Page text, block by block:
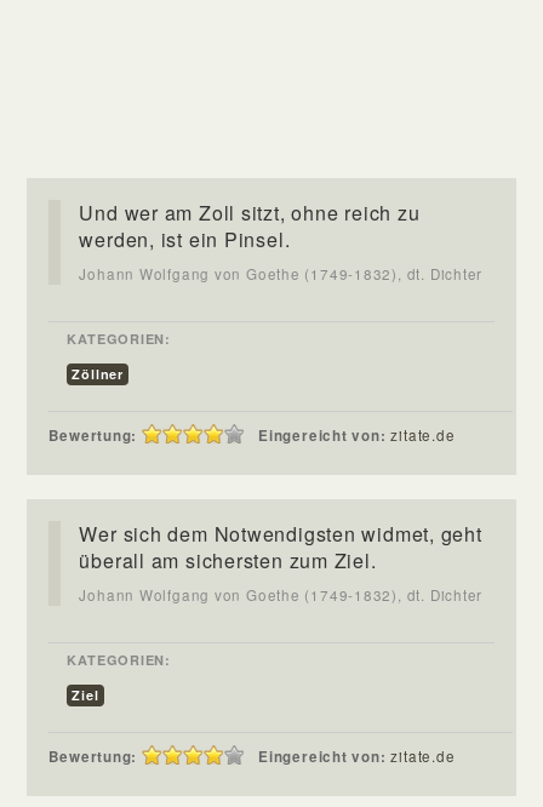
Und wer am Zoll sitzt, ohne reich zu
werden, ist ein Pinsel.
Johann Wolfgang von Goethe (1749-1832), dt. Dichter
KATEGORIEN:
Zöllner
Bewertung: Eingereicht von:zitate.de
Wer sich dem Notwendigsten widmet, geht
überall am sichersten zum Ziel.
Johann Wolfgang von Goethe (1749-1832), dt. Dichter
KATEGORIEN:
Ziel
Bewertung: Eingereicht von:zitate.de